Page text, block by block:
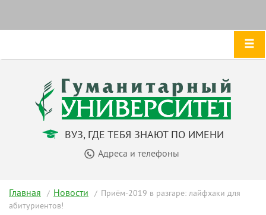
ВУЗ, ГДЕ ТЕБЯ ЗНАЮТ ПО ИМЕНИ
Адреса и телефоны
Главная Новости
Приём-2019 в разгаре: лайфхаки для
абитуриентов!